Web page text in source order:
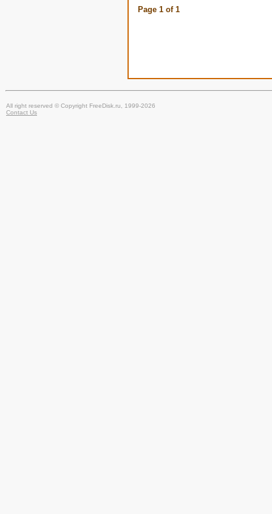
Page 1 of 1
All right reserved © Copyright FreeDisk.ru, 1999-2026
Contact Us